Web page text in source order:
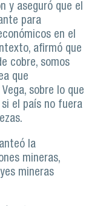
y aseguró que el
para
en el
afirmó que
cobre, somos
que
sobre lo que
el país no fuera
la
mineras,
mineras